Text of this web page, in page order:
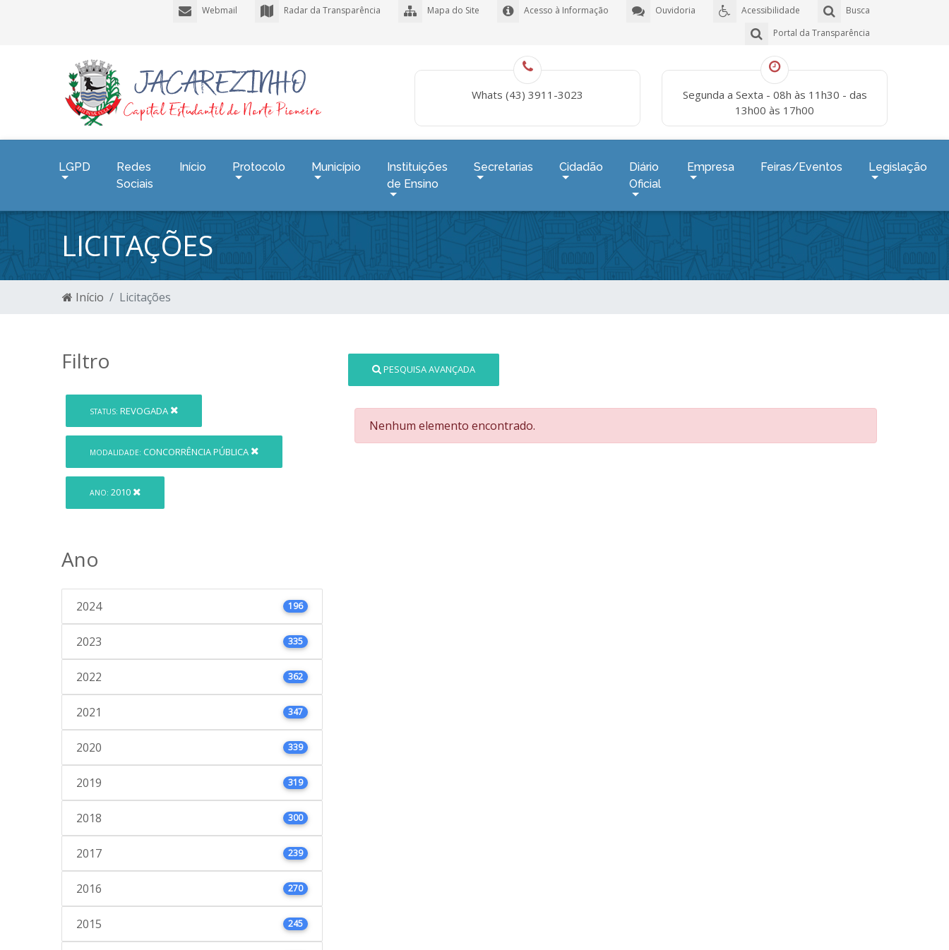
Busca
Acessibilidade
Ouvidoria
Acesso à Informação
Mapa do Site
Radar da Transparência
Webmail
Portal da Transparência
Whats (43) 3911-3023
Segunda a Sexta - 08h às 11h30 - das
13h00 às 17h00
LGPD
Redes
Sociais
Início Protocolo Município
Instituições
de Ensino
Secretarias Cidadão
Diário
Oficial
Empresa Feiras/Eventos Legislação
LICITAÇÕES
Início Licitações
Filtro
STATUS: REVOGADA
MODALIDADE: CONCORRÊNCIA PÚBLICA
ANO: 2010
Ano
2024 196
2023 335
2022 362
2021 347
2020 339
2019 319
2018 300
2017 239
2016 270
2015 245
PESQUISA AVANÇADA
Nenhum elemento encontrado.